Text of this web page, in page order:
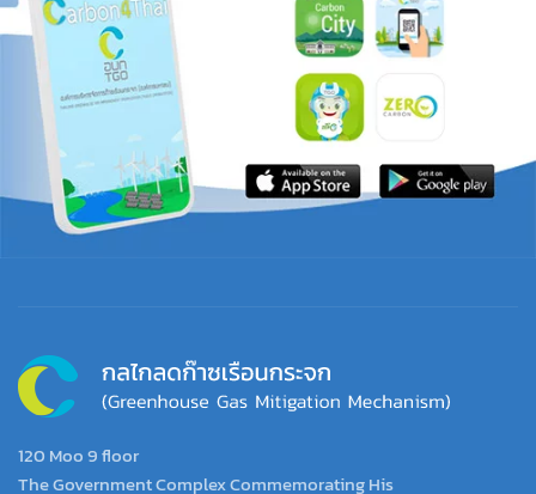
120 Moo 9 floor
The Government Complex Commemorating His